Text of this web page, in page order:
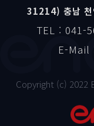
31214) 충남 천
TEL : 041-
E-
Copyright (c) 2022